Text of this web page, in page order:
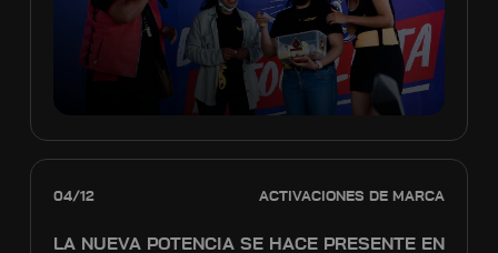
04/12 ACTIVACIONES DE MARCA
LA NUEVA POTENCIA SE HACE PRESENTE EN